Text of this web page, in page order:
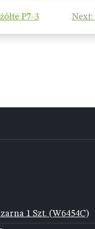
P7-3 Next:
1 Szt. (W6454C)